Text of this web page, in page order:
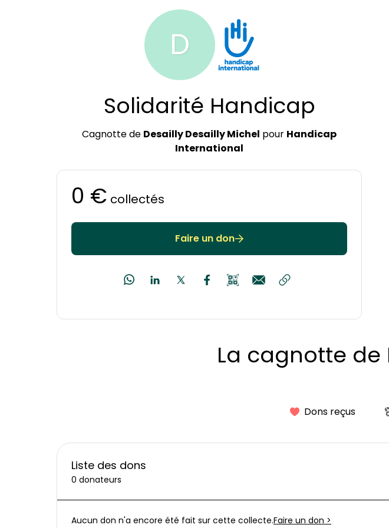
D
Solidarité Handicap
Cagnotte de Desailly Desailly Michel pour Handicap
International
0 € collectés
Faire un don
La cagnotte de
Dons reçus
Liste des dons
0 donateurs
Aucun don n'a encore été fait sur cette collecte.Faire un don >